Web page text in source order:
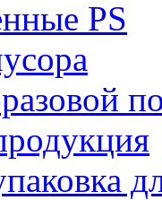
PS